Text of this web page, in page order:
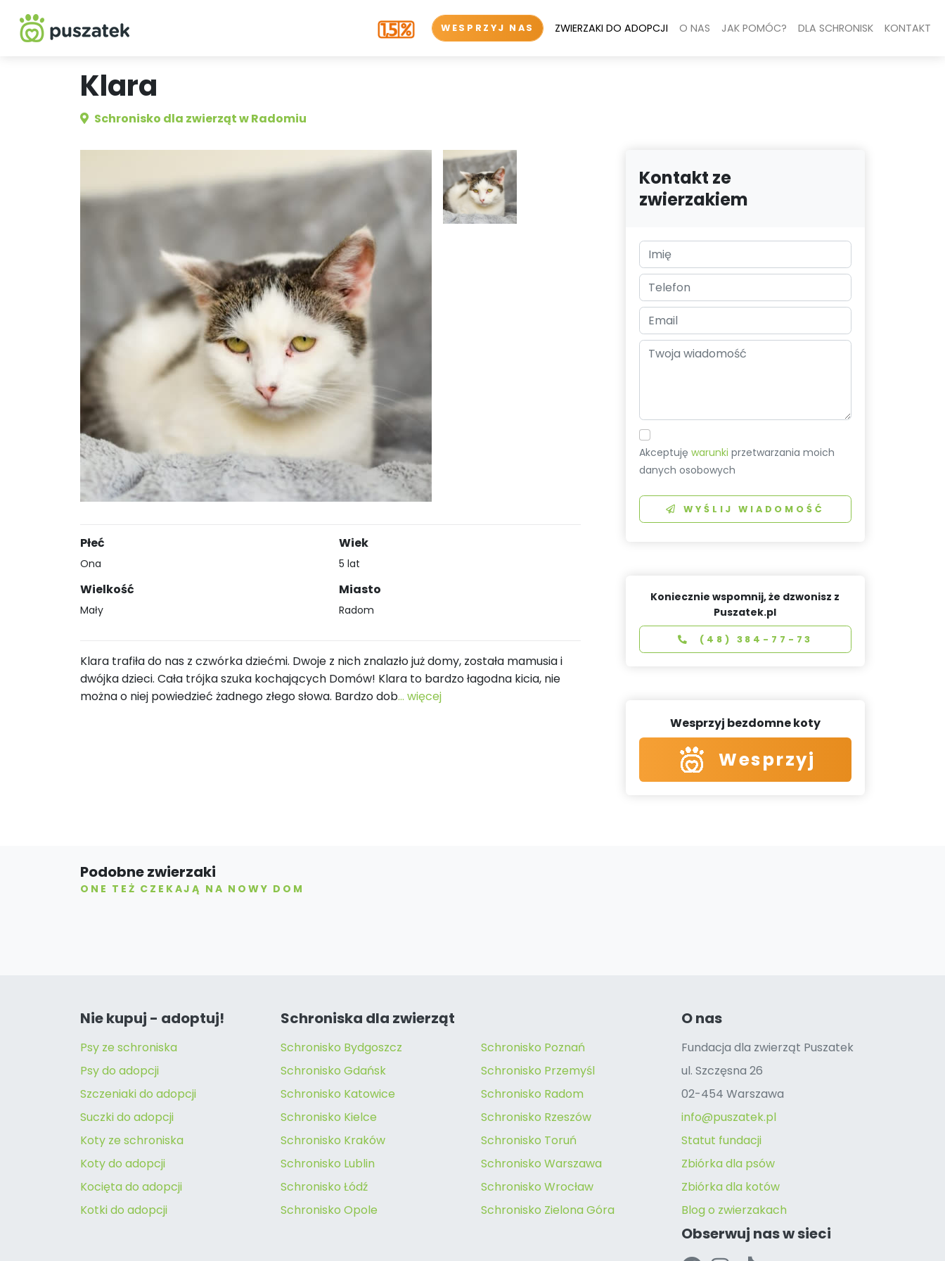
WESPRZYJ NAS ZWIERZAKI DO ADOPCJI O NAS JAK POMÓC? DLA SCHRONISK KONTAKT
Klara
Schronisko dla zwierząt w Radomiu
Płeć
Ona
Wielkość
Mały
Wiek
5 lat
Miasto
Radom
Klara trafiła do nas z czwórka dziećmi. Dwoje z nich znalazło już domy, została mamusia i
dwójka dzieci. Cała trójka szuka kochających Domów! Klara to bardzo łagodna kicia, nie
można o niej powiedzieć żadnego złego słowa. Bardzo dob... więcej
Kontakt ze
zwierzakiem
Akceptujęwarunki przetwarzania moich
danych osobowych
WYŚLIJ WIADOMOŚĆ
Koniecznie wspomnij, że dzwonisz z
Puszatek.pl
(48) 384-77-73
Wesprzyj bezdomne koty
Wesprzyj
Podobne zwierzaki
ONE TEŻ CZEKAJĄ NA NOWY DOM
Nie kupuj - adoptuj!
Psy ze schroniska
Psy do adopcji
Szczeniaki do adopcji
Suczki do adopcji
Koty ze schroniska
Koty do adopcji
Kocięta do adopcji
Kotki do adopcji
Schroniska dla zwierząt
Schronisko Bydgoszcz
Schronisko Gdańsk
Schronisko Katowice
Schronisko Kielce
Schronisko Kraków
Schronisko Lublin
Schronisko Łódź
Schronisko Opole
Schronisko Poznań
Schronisko Przemyśl
Schronisko Radom
Schronisko Rzeszów
Schronisko Toruń
Schronisko Warszawa
Schronisko Wrocław
Schronisko Zielona Góra
O nas
Fundacja dla zwierząt Puszatek
ul. Szczęsna 26
02-454 Warszawa
info@puszatek.pl
Statut fundacji
Zbiórka dla psów
Zbiórka dla kotów
Blog o zwierzakach
Obserwuj nas w sieci